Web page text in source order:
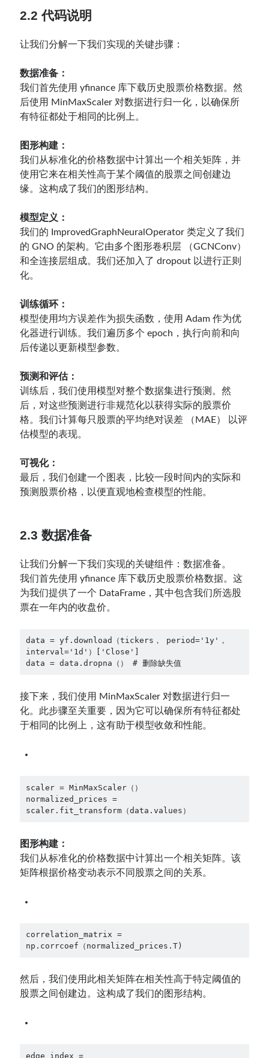
2.2 代码说明
让我们分解一下我们实现的关键步骤：
数据准备：
我们首先使用 yfinance 库下载历史股票价格数据。然
后使用 MinMaxScaler 对数据进行归一化，以确保所
有特征都处于相同的比例上。
图形构建：
我们从标准化的价格数据中计算出一个相关矩阵，并
使用它来在相关性高于某个阈值的股票之间创建边
缘。这构成了我们的图形结构。
模型定义：
我们的 ImprovedGraphNeuralOperator 类定义了我们
的 GNO 的架构。它由多个图形卷积层 （GCNConv）
和全连接层组成。我们还加入了 dropout 以进行正则
化。
训练循环：
模型使用均方误差作为损失函数，使用 Adam 作为优
化器进行训练。我们遍历多个 epoch，执行向前和向
后传递以更新模型参数。
预测和评估：
训练后，我们使用模型对整个数据集进行预测。然
后，对这些预测进行非规范化以获得实际的股票价
格。我们计算每只股票的平均绝对误差 （MAE） 以评
估模型的表现。
可视化：
最后，我们创建一个图表，比较一段时间内的实际和
预测股票价格，以便直观地检查模型的性能。
2.3 数据准备
让我们分解一下我们实现的关键组件：数据准备。
我们首先使用 yfinance 库下载历史股票价格数据。这
为我们提供了一个 DataFrame，其中包含我们所选股
票在一年内的收盘价。
data = yf.download（tickers， period='1y'，
interval='1d'）['Close']
data = data.dropna（） # 删除缺失值
接下来，我们使用 MinMaxScaler 对数据进行归一
化。此步骤至关重要，因为它可以确保所有特征都处
于相同的比例上，这有助于模型收敛和性能。
scaler = MinMaxScaler（）
normalized_prices =
scaler.fit_transform（data.values）
图形构建：
我们从标准化的价格数据中计算出一个相关矩阵。该
矩阵根据价格变动表示不同股票之间的关系。
correlation_matrix =
np.corrcoef（normalized_prices.T)
然后，我们使用此相关矩阵在相关性高于特定阈值的
股票之间创建边。这构成了我们的图形结构。
edge_index =